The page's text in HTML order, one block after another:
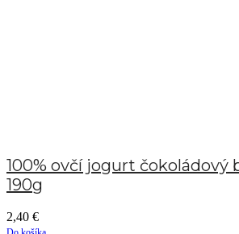
100% ovčí jogurt čokoládový
190g
2,40 €